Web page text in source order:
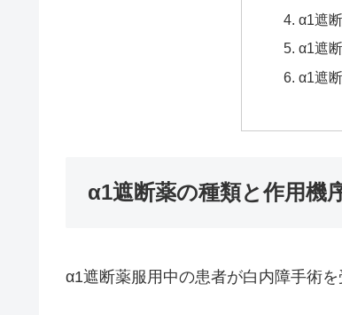
α1遮
α1遮
α1遮
α1遮断薬の種類と作用機
α1遮断薬服用中の患者が白内障手術